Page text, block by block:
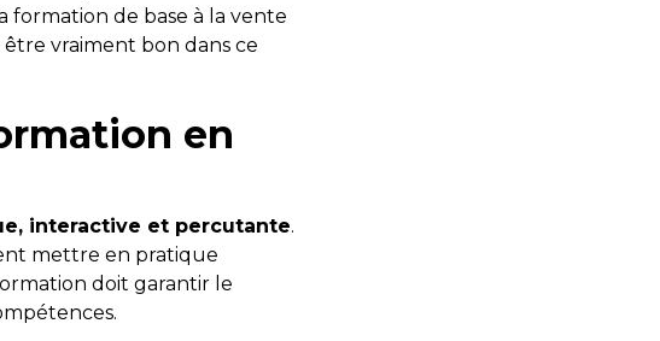
formation de base à la vente
vraiment bon dans ce
en
interactive et percutante.
mettre en pratique
doit garantir le